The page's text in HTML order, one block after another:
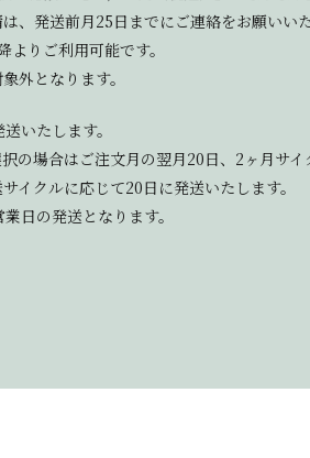
、発送前月25日までにご連絡をお願いいた
りご利用可能です。
外となります。
いたします。
の場合はご注文月の翌月20日、2ヶ月サ
イクルに応じて20日に発送いたします。
日の発送となります。